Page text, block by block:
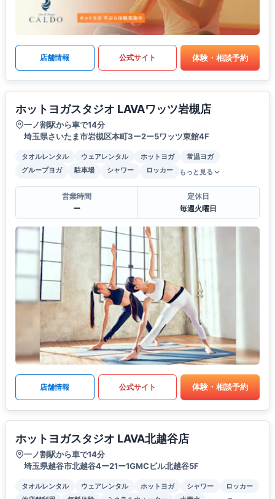
店舗情報 公式サイト 体験・相談予約
ホットヨガスタジオ LAVAワッツ岩槻店
一ノ割駅から車で14分
埼玉県さいたま市岩槻区本町3ー2ー5ワッツ東館4F
タオルレンタル ウェアレンタル ホットヨガ
常温ヨガ
グループヨガ
駐車場 シャワー ロッカー もっと見る
営業時間
ー
定休日
毎週火曜日
店舗情報 公式サイト 体験・相談予約
ホットヨガスタジオ LAVA北越谷店
一ノ割駅から車で14分
埼玉県越谷市北越谷4ー21ー1GMCビル北越谷5F
タオルレンタル ウェアレンタル ホットヨガ シャワー
ロッカー